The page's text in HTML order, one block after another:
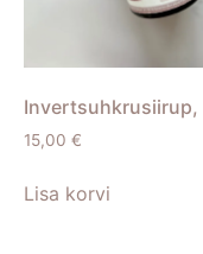
Invertsuhkrusiirup,
15,00 €
Lisa korvi